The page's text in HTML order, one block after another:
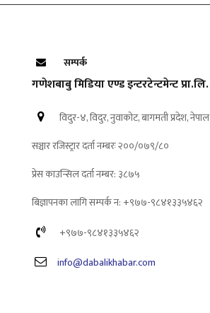
सम्पर्क
गणेशबाबु मिडिया एण्ड इन्टरटेन्टमेन्ट प्रा.लि.
विदुर-४, विदुर, नुवाकोट, बागमती प्रदेश, नेपाल
सञ्चार रजिस्ट्रार दर्ता नम्बरः २००/०७९/८०
प्रेस काउन्सिल दर्ता नम्बर: ३८७५
बिज्ञापनका लागि सम्पर्क न: +९७७-९८४१३३५४६२
+९७७-९८४१३३५४६२
info@dabalikhabar.com